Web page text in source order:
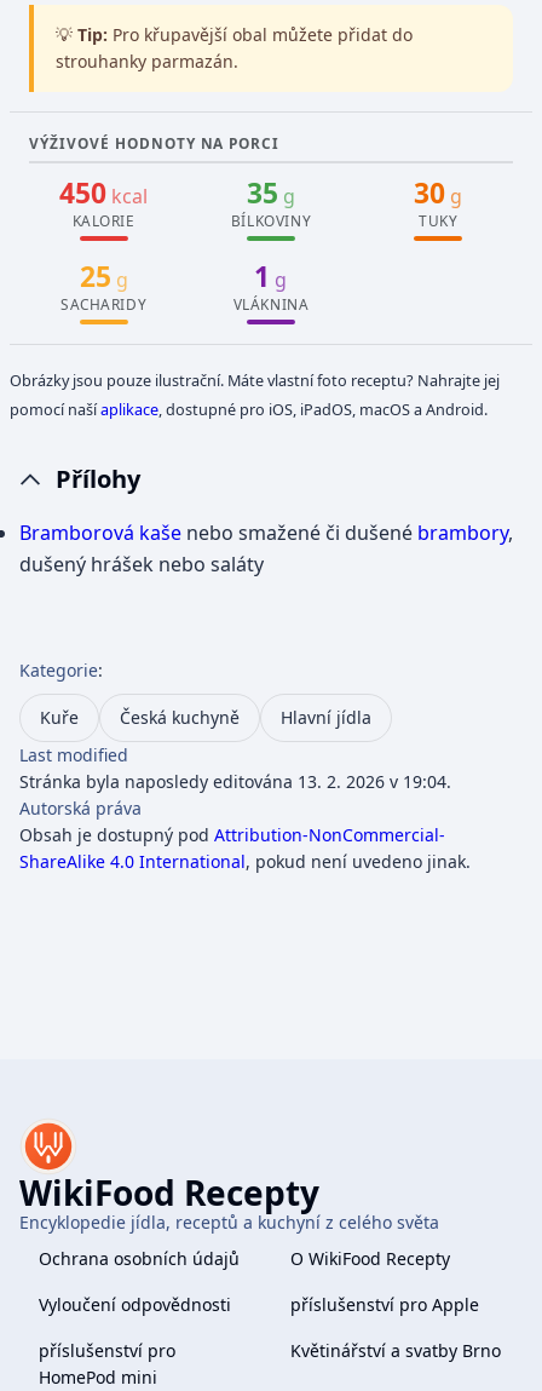
💡 Tip: Pro křupavější obal můžete přidat do
strouhanky parmazán.
VÝŽIVOVÉ HODNOTY NA PORCI
450 kcal
KALORIE
35 g
BÍLKOVINY
30 g
TUKY
25 g
SACHARIDY
1 g
VLÁKNINA
Obrázky jsou pouze ilustrační. Máte vlastní foto receptu? Nahrajte jej
pomocí našíaplikace , dostupné pro iOS, iPadOS, macOS a Android.
Přílohy
Bramborová kaše nebo smažené či dušené brambory,
dušený hrášek nebo saláty
Kategorie:
Kuře Česká kuchyně
Hlavní jídla
Last modified
Stránka byla naposledy editována 13. 2. 2026 v 19:04.
Autorská práva
Obsah je dostupný pod Attribution-NonCommercial-
ShareAlike 4.0 International, pokud není uvedeno jinak.
WikiFood Recepty
Encyklopedie jídla, receptů a kuchyní z celého světa
Ochrana osobních údajů
O WikiFood Recepty
Vyloučení odpovědnosti
příslušenství pro Apple
příslušenství pro
HomePod mini
Květinářství a svatby Brno